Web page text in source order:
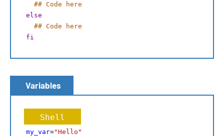
## Code here
else
## Code here
fi
Variables
Shell
my_var="Hello"